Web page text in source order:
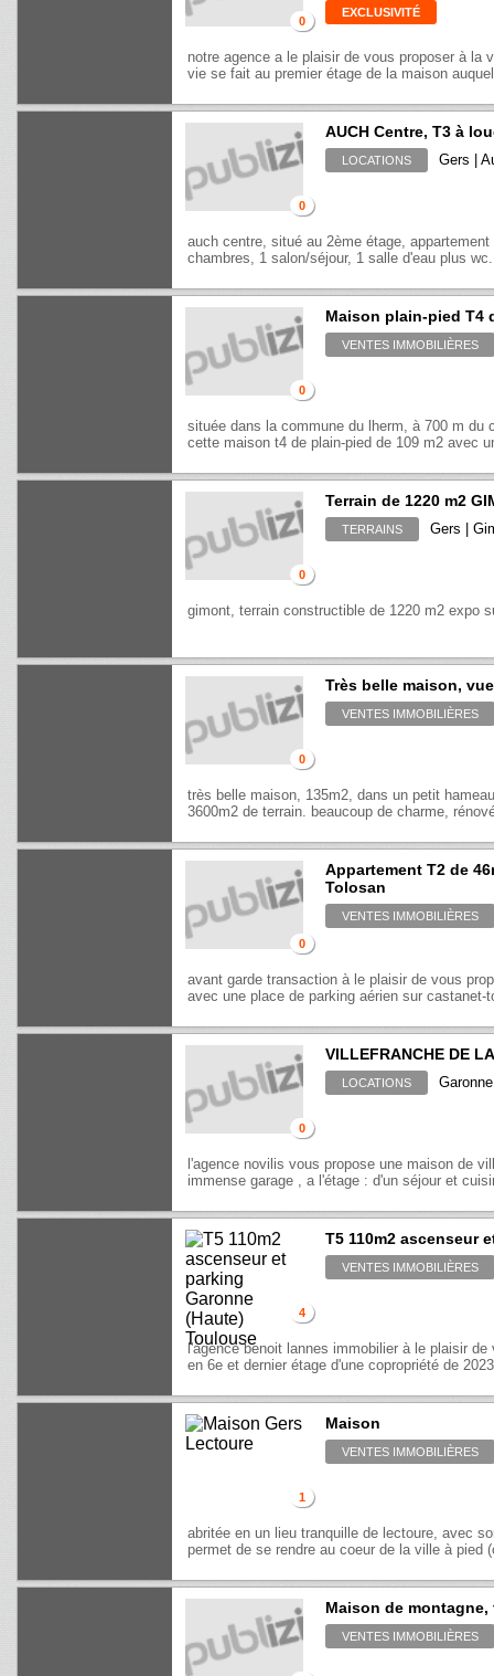
0
EXCLUSIVITÉ
notre agence a le plaisir de vous proposer à la
vie se fait au premier étage de la maison
0
AUCH Centre, T3 à
LOCATIONS Gers |
auch centre, situé au 2ème étage,
chambres, 1 salon/séjour, 1 salle d'eau plus
0
Maison plain-pied T4
VENTES IMMOBILIÈRES
située dans la commune du lherm, à 700 m
cette maison t4 de plain-pied de 109 m2 avec
0
Terrain de 1220 m2
TERRAINS Gers |
gimont, terrain constructible de 1220 m2 expo
0
Très belle maison,
VENTES IMMOBILIÈRES
très belle maison, 135m2, dans un petit
3600m2 de terrain. beaucoup de charme,
0
Appartement T2 de
Tolosan
VENTES IMMOBILIÈRES
avant garde transaction à le plaisir de vous
avec une place de parking aérien sur castanet-
0
VILLEFRANCHE DE
LOCATIONS
l'agence novilis vous propose une maison de
immense garage , a l'étage : d'un séjour et
4
T5 110m2 ascenseur
VENTES IMMOBILIÈRES
l'agence benoit lannes immobilier à le plaisir
en 6e et dernier étage d'une copropriété de
1
Maison
VENTES IMMOBILIÈRES
abritée en un lieu tranquille de lectoure, avec
permet de se rendre au coeur de la ville à pied
Maison de montagne,
VENTES IMMOBILIÈRES